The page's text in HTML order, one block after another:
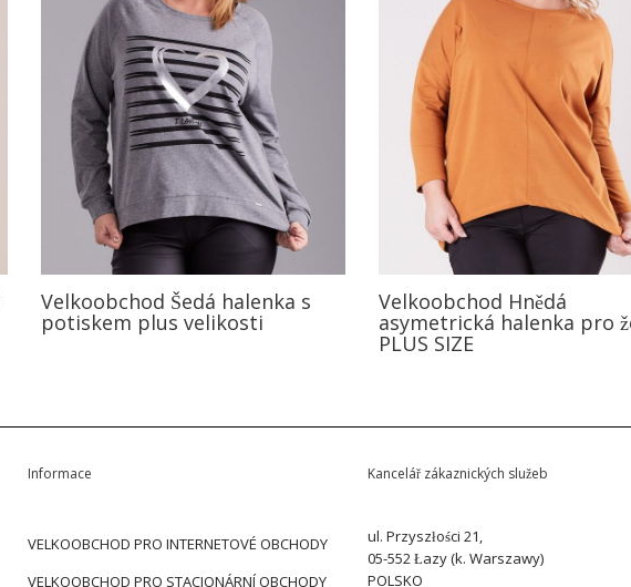
Velkoobchod Šedá halenka s
potiskem plus velikosti
Velkoobchod Hnědá
asymetrická halenka pro
PLUS SIZE
Informace
VELKOOBCHOD PRO INTERNETOVÉ OBCHODY
VELKOOBCHOD PRO STACIONÁRNÍ OBCHODY
Kancelář zákaznických služeb
ul. Przyszłości 21,
05-552 Łazy (k. Warszawy)
POLSKO